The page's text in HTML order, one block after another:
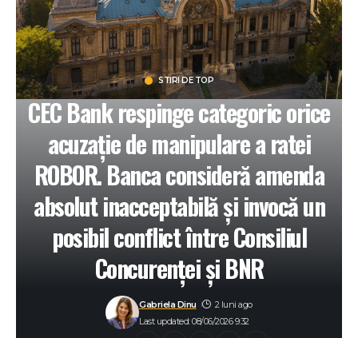
STIRI DE TOP
CEC Bank respinge categoric orice
acuzație de manipulare a ratei
ROBOR. Banca consideră amenda
absolut inacceptabilă și invocă un
posibil conflict între Consiliul
Concurenței și BNR
Last updated: 08/06/2026 9:32
Gabriela Dinu 2 luni ago